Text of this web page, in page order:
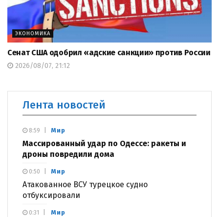
ЭКОНОМИКА
Сенат США одобрил «адские санкции» против России
2026/08/07, 21:12
Лента новостей
Мир
Массированный удар по Одессе: ракеты и
дроны повредили дома
8:59
Мир
Атакованное ВСУ турецкое судно
отбуксировали
0:50
Мир
0:31